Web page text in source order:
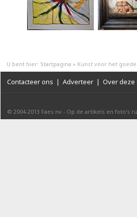
U bent hier: Startpagina » Kunst voor het
Contacteer ons | Adverteer | Over deze
© 2004-2013 Faes nv - Op de artikels en foto’s